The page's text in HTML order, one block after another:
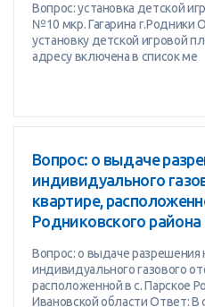
Вопрос: установка детской
№10 мкр. Гагарина г.Родники
установку детской игровой
адресу включена в список ме
Вопрос: о выдаче
индивидуального
квартире,
Родниковского
Вопрос: о выдаче разрешения
индивидуального газового
расположенной в с. Парское
Ивановской области Ответ: В